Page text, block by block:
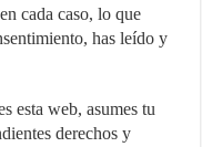
cada caso, lo que
has leído y
esta web, asumes tu
derechos y